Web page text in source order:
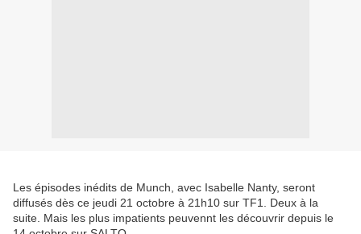
Les épisodes inédits de Munch, avec Isabelle Nanty, seront
diffusés dès ce jeudi 21 octobre à 21h10 sur TF1. Deux à la
suite. Mais les plus impatients peuvennt les découvrir depuis le